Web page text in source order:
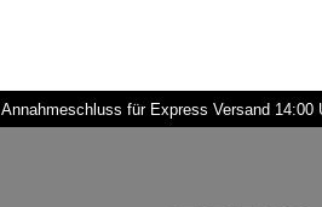
Annahmeschluss für Express Versand 14:00